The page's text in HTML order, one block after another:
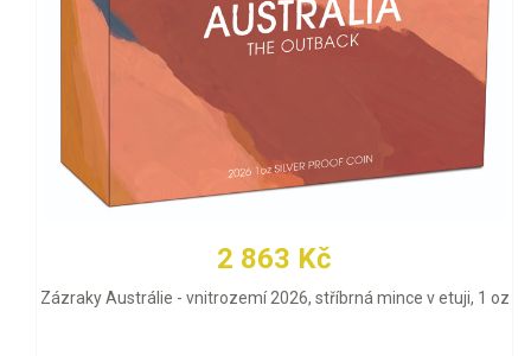
2 863 Kč
Zázraky Austrálie - vnitrozemí 2026, stříbrná mince v etuji, 1 oz